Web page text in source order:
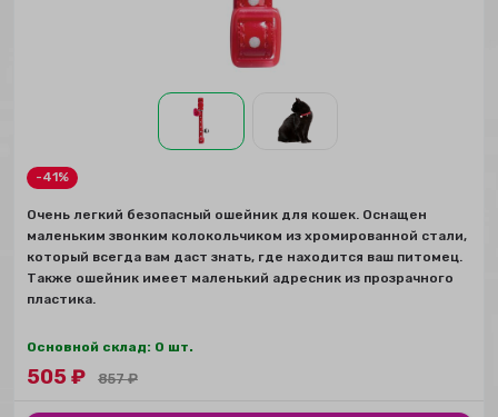
-41%
Очень легкий безопасный ошейник для кошек. Оснащен
маленьким звонким колокольчиком из хромированной стали,
который всегда вам даст знать, где находится ваш питомец.
Также ошейник имеет маленький адресник из прозрачного
пластика.
Основной склад: 0 шт.
505 ₽ 857₽